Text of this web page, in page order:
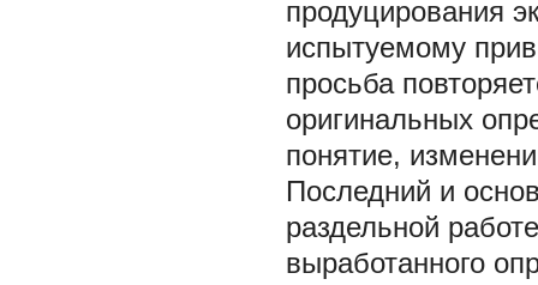
продуцирования
испытуемому
просьба
оригинальных
понятие,
Последний и
раздельной
выработанного